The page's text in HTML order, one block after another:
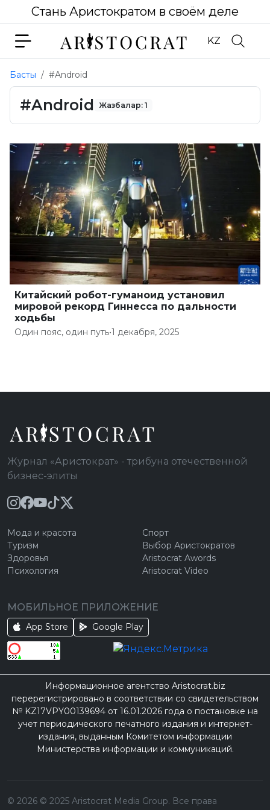
Стань Аристократом в своём деле
KZ
Басты #Android
#Android Жазбалар: 1
Китайский робот-гуманоид установил
мировой рекорд Гиннесса по дальности
ходьбы
Один пояс, один путь•1 декабря, 2025
Журнал «Аристократ» - трибуна отечественной
бизнес-элиты
Мода и красота
Туризм
Здоровья
Психология
Спорт
Выбор Аристократов
Aristocrat Awords
Aristocrat Video
МОБИЛЬНОЕ ПРИЛОЖЕНИЕ
App Store Google Play
Информационное агентство Aristocrat.biz
перерегистрировано в соответствии со свидетельством
№ KZ17VPY00139694 от 16.01.2026 года о постановке на
учет периодического печатного издания и интернет-
издания, выданным Комитетом информации
Министерства информации и коммуникаций.
© 2026 © 2025 Aristocrat Media Group. Все права